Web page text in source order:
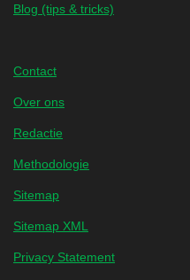
Blog (tips & tricks)
Contact
Over ons
Redactie
Methodologie
Sitemap
Sitemap XML
Privacy Statement